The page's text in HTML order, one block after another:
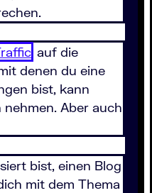
auf die
denen du eine
bist, kann
Aber auch
bist, einen Blog
mit dem Thema